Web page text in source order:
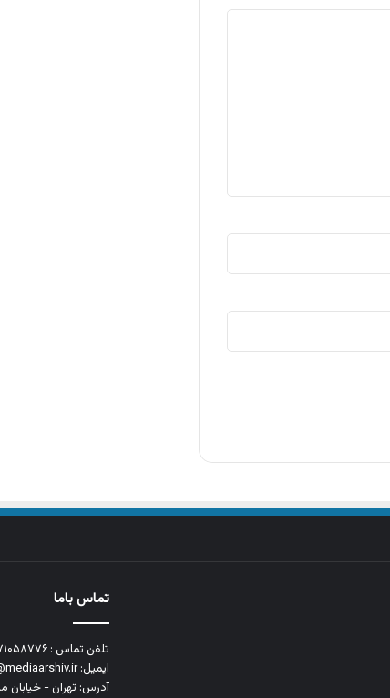
تماس باما
تلفن تماس : ۰۲۱۷۱۰۵۸۷۷۶
ایمیل: info@mediaarshiv.ir
آدرس: تهران - خیابان